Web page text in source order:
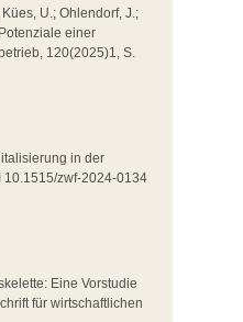
U.; Ohlendorf, J.;
einer
120(2025)1, S.
in der
10.1515/zwf-2024-0134
Eine Vorstudie
für wirtschaftlichen